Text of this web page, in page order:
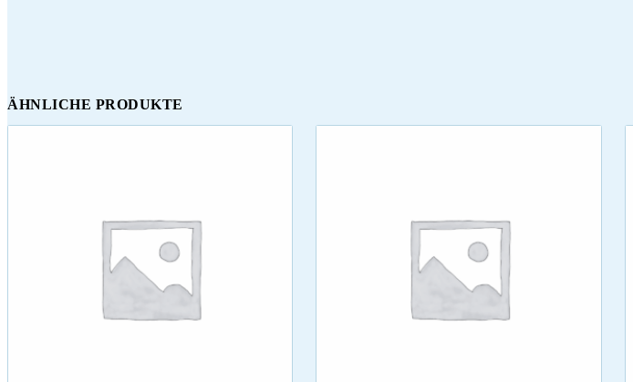
ÄHNLICHE PRODUKTE